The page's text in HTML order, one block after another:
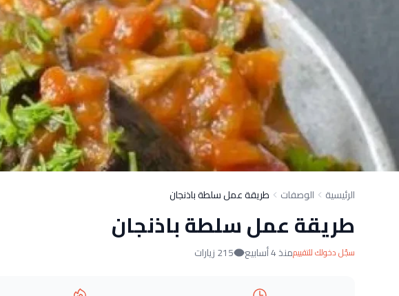
الرئيسية الوصفات طريقة عمل سلطة باذنجان
طريقة عمل سلطة باذنجان
سجّل دخولك للتقييممنذ 4 أسابيع 215 زيارات